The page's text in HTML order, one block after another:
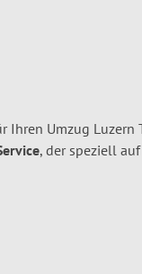
Ihren Umzug Luzern
, der speziell